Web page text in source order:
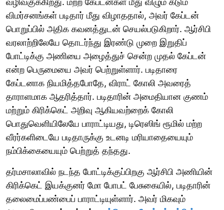
விமர்சனங்கள் படிதார் மீது விழாததால், அவர் கேப்டன்
பொறுப்பில் அதிக கவனத்துடன் செயல்படுகிறார். ஆர்சிபி
வரலாற்றிலேயே தொடர்ந்து இரண்டு முறை இறுதிப்
போட்டிக்கு அணியை அழைத்துச் சென்ற முதல் கேப்டன்
என்ற பெருமையை அவர் பெற்றுள்ளார். படிதாரை
கேப்டனாக நியமித்தபோதே, விராட் கோலி அவரைத்
தாராளமாக ஆதரித்தார். படிதாரின் அமைதியான குணம்
மற்றும் கிரிக்கெட் அறிவு ஆகியவற்றைக் கோலி
பொதுவெளியிலேயே பாராட்டியது, டிரெஸிங் ரூமில் மற்ற
வீரர்களிடையே படிதாருக்கு உடனடி மரியாதையையும்
நம்பிக்கையையும் பெற்றுத் தந்தது.
தர்மசாலாவில் நடந்த போட்டிக்குப்பிறகு ஆர்சிபி அணியின்
கிரிக்கெட் இயக்குனர் மோ போபட் பேசுகையில், படிதாரின்
தலைமைப்பண்பைப் பாராட்டியுள்ளார். அவர் மிகவும்